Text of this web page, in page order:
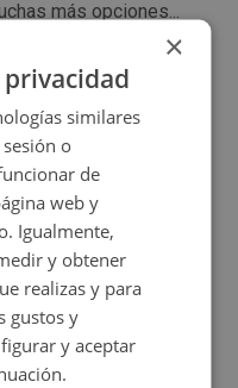
más opciones...
×
similares
o
de
web y
Igualmente,
y obtener
realizas y para
gustos y
y aceptar